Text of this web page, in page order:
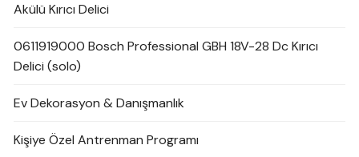
Akülü Kırıcı Delici
0611919000 Bosch Professional GBH 18V-28 Dc Kırıcı
Delici (solo)
Ev Dekorasyon & Danışmanlık
Kişiye Özel Antrenman Programı